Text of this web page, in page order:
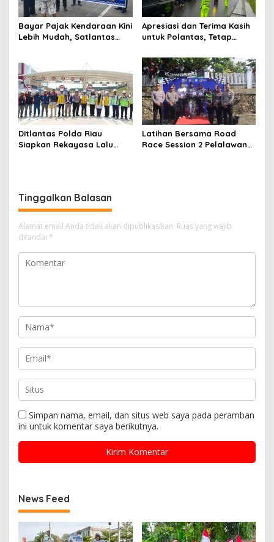
Bayar Pajak Kendaraan Kini
Lebih Mudah, Satlantas
Program Pemutihan
Apresiasi dan Terima Kasih
untuk Polantas, Tetap
Guyuran Hujan
Ditlantas Polda Riau
Siapkan Rekayasa Lalu
Jadi Prioritas
Latihan Bersama Road
Race Session 2 Pelalawan
Tinggalkan Balasan
Alamat email Anda tidak akan dipublikasikan. Ruas yang wajib
ditandai *
Simpan nama, email, dan situs web saya pada peramban
ini untuk komentar saya berikutnya.
News Feed